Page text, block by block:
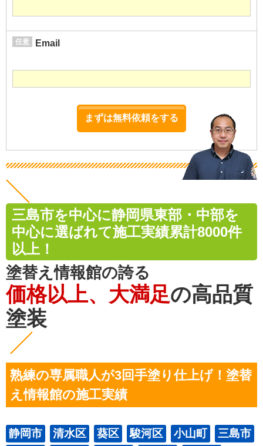
任意 Email
三島市を中心に静岡県東部・中部を
中心に選ばれて施工実績累計8000件
以上！
塗替え情報館の誇る
価格以上、大満足の高品質
塗装
熟練の専属職人が3回手塗り仕上げ！塗替
え情報館の施工実績
静岡市 清水区 葵区 駿河区 小山町
三島市